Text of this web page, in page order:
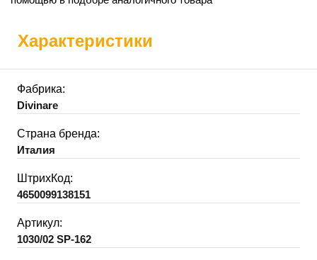
Характеристики
Фабрика:
Divinare
Страна бренда:
Италия
ШтрихКод:
4650099138151
Артикул:
1030/02 SP-162